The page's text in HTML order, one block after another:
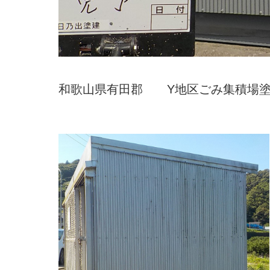
和歌山県有田郡 Y地区ごみ集積場